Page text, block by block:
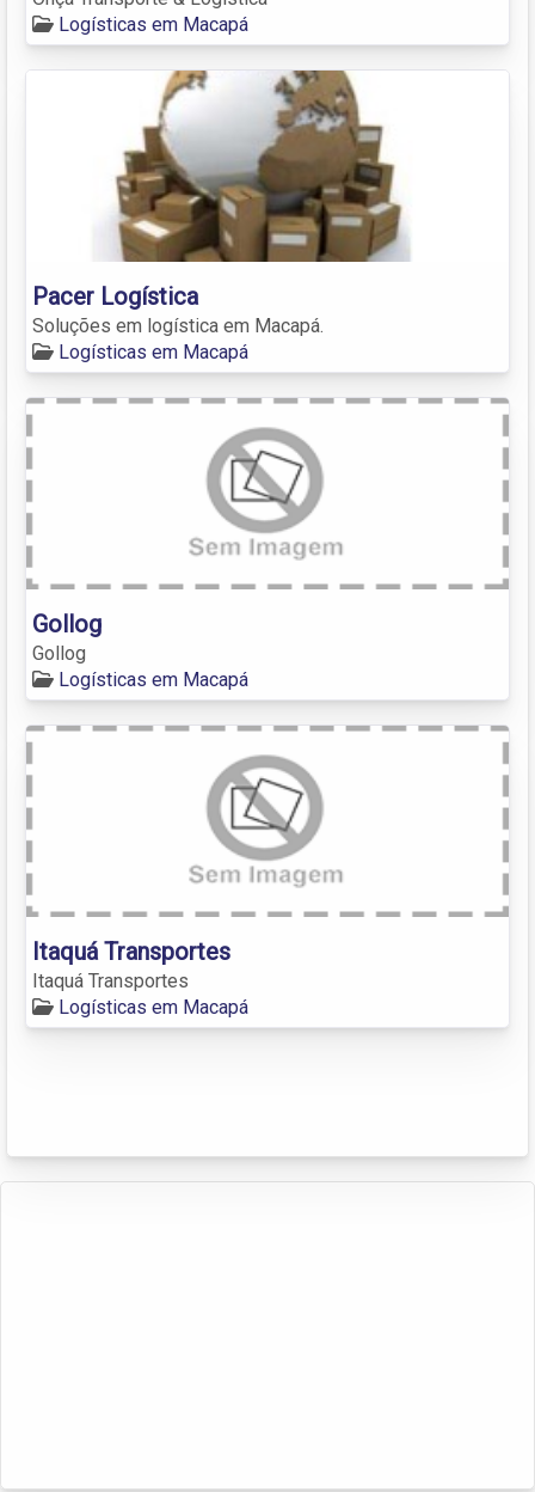
Logísticas em Macapá
Pacer Logística
Soluções em logística em Macapá.
Logísticas em Macapá
Gollog
Gollog
Logísticas em Macapá
Itaquá Transportes
Itaquá Transportes
Logísticas em Macapá